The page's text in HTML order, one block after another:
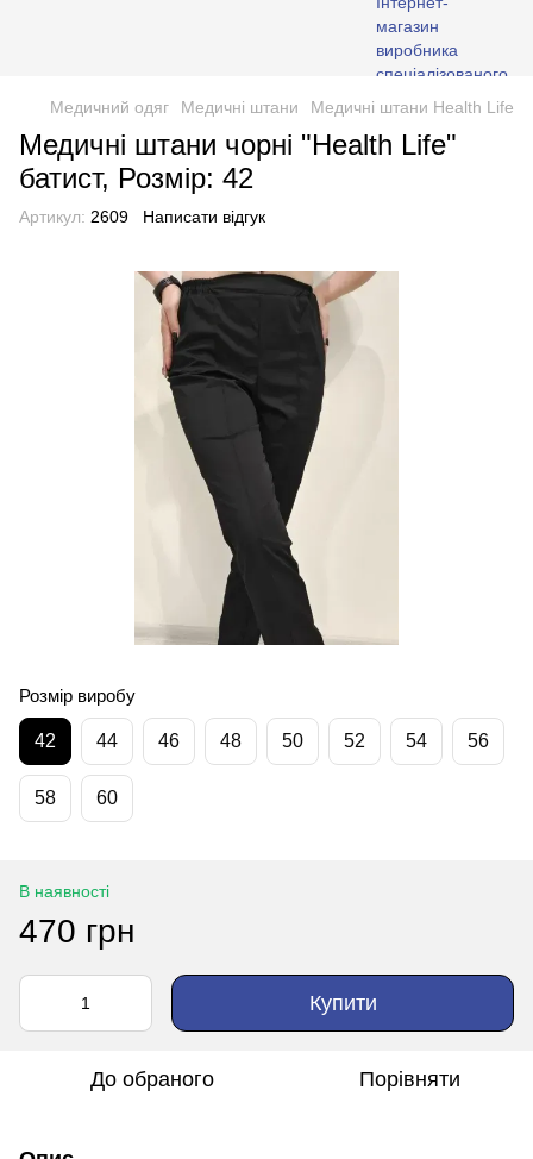
Медичний одяг Медичні штани Медичні штани Health Life
Медичні штани чорні "Health Life"
батист, Розмір: 42
Артикул: 2609 Написати відгук
Розмір виробу
42 44 46 48 50 52 54 56
58 60
В наявності
470 грн
Купити
До обраного Порівняти